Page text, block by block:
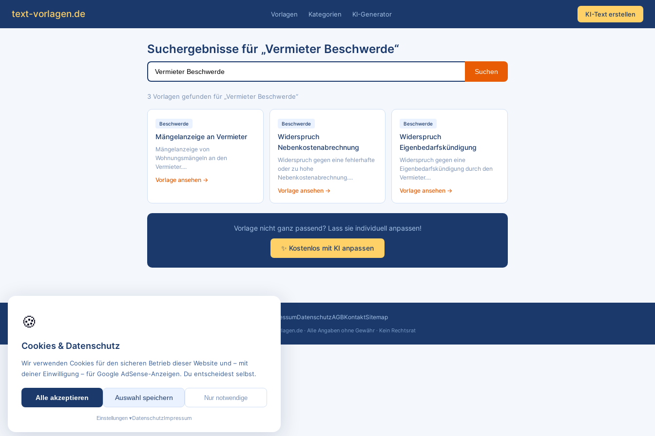
text-vorlagen.de Vorlagen Kategorien KI-Generator KI-Text erstellen
Suchergebnisse für „Vermieter Beschwerde“
Suchen
3 Vorlagen gefunden für „Vermieter Beschwerde“
Beschwerde
Mängelanzeige an Vermieter
Mängelanzeige von
Wohnungsmängeln an den
Vermieter....
Vorlage ansehen →
Beschwerde
Widerspruch
Nebenkostenabrechnung
Widerspruch gegen eine fehlerhafte
oder zu hohe
Nebenkostenabrechnung....
Vorlage ansehen →
Beschwerde
Widerspruch
Eigenbedarfskündigung
Widerspruch gegen eine
Eigenbedarfskündigung durch den
Vermieter....
Vorlage ansehen →
Vorlage nicht ganz passend? Lass sie individuell anpassen!
✨ Kostenlos mit KI anpassen
🍪
Cookies & Datenschutz
Wir verwenden Cookies für den sicheren Betrieb dieser Website und – mit
deiner Einwilligung – für Google AdSense-Anzeigen. Du entscheidest selbst.
Alle akzeptieren Auswahl speichern Nur notwendige
Einstellungen ▾DatenschutzImpressum
ImpressumDatenschutzAGBKontaktSitemap
© 2026 text-vorlagen.de · Alle Angaben ohne Gewähr · Kein Rechtsrat